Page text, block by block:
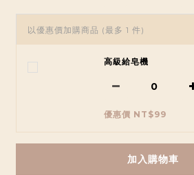
以優惠價加購商品 (最多 1 件)
高級給皂機
優惠價 NT$99
加入購物車